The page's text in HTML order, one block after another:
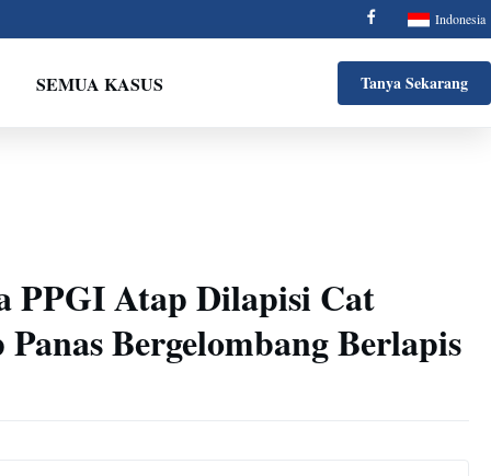
Indonesia
SEMUA KASUS Tanya Sekarang
PPGI Atap Dilapisi Cat
Bergelombang Berlapis